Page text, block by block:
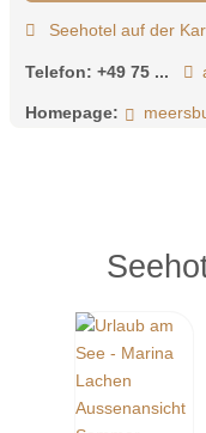
Seehotel auf der
Telefon: +49 75 ...
Homepage: